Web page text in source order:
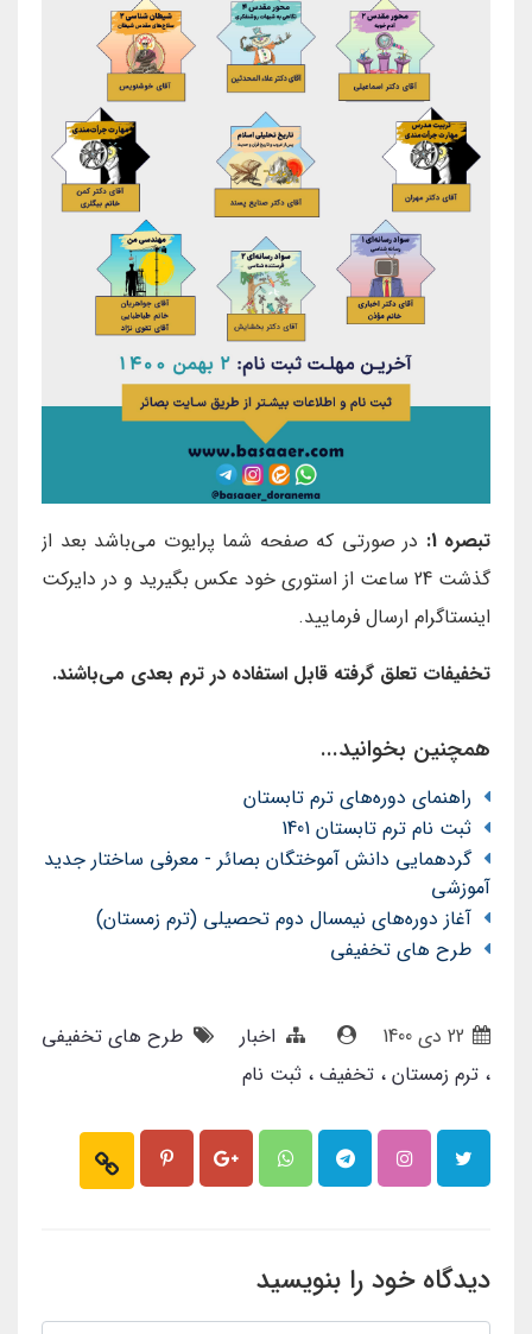
تبصره 1:
در صورتی که صفحه شما پرایوت می‌باشد بعد از
گذشت 24 ساعت از استوری خود عکس بگیرید و در دایرکت
اینستاگرام ارسال فرمایید.
تخفیفات تعلق گرفته قابل استفاده در ترم بعدی می‌باشند.
همچنین بخوانید...
راهنمای دوره‌های ترم تابستان
ثبت نام ترم تابستان 1401
گردهمایی دانش آموختگان بصائر - معرفی ساختار جدید
آموزشی
آغاز دوره‌های نیمسال دوم تحصیلی (ترم زمستان)
طرح های تخفیفی
اخبار
طرح های تخفیفی
ترم زمستان تخفیف ثبت نام
دیدگاه خود را بنویسید